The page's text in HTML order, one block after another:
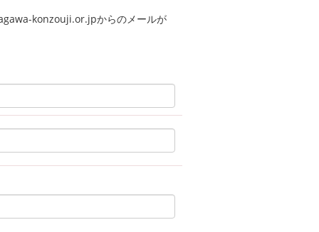
konzouji.or.jpからのメールが